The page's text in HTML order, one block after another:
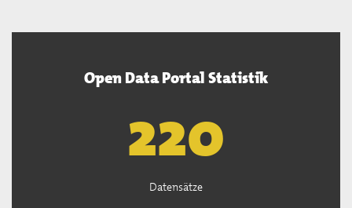
Open Data Portal Statistik
222
Datensätze